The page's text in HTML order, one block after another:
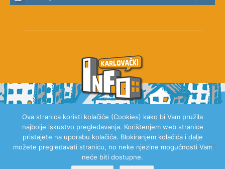
O NAMA
Ova stranica koristi kolačiće (Cookies) kako bi Vam pružila
najbolje iskustvo pregledavanja. Korištenjem web stranice
pristajete na uporabu kolačića. Blokiranjem kolačića i dalje
možete pregledavati stranicu, no neke njezine mogućnosti Vam
neće biti dostupne.